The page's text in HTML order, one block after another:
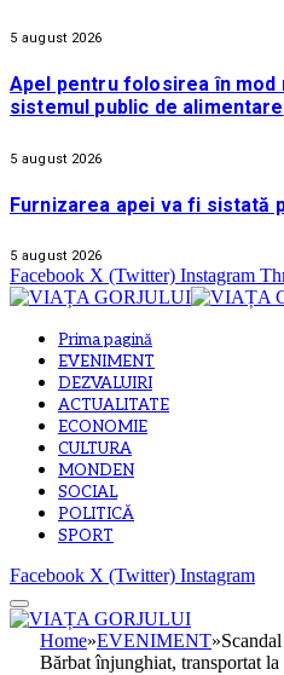
5 august 2026
Apel pentru folosirea în
sistemul public de alimentare
5 august 2026
Furnizarea apei va fi sistată
5 august 2026
Facebook X (Twitter) Instagram
Prima pagină
EVENIMENT
DEZVALUIRI
ACTUALITATE
ECONOMIE
CULTURA
MONDEN
SOCIAL
POLITICĂ
SPORT
Facebook X (Twitter) Instagram
Home»EVENIMENT»
Bărbat înjunghiat, transportat la